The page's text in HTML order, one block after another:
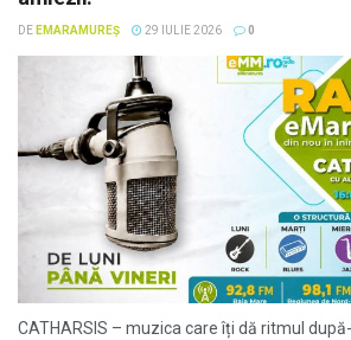
DE EMARAMUREȘ 29 IULIE 2026 0
CATHARSIS – muzica care îți dă ritmul